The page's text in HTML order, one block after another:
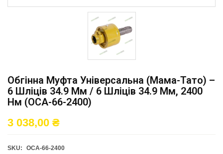
Обгінна Муфта Універсальна (мама-Тато) –
6 Шліців 34.9 Мм / 6 Шліців 34.9 Мм, 2400
Нм (OCA-66-2400)
3 038,00 ₴
SKU: OCA-66-2400